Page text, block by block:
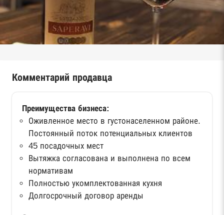
Комментарий продавца
Преимущества бизнеса:
Оживленное место в густонаселенном районе.
Постоянный поток потенциальных клиентов
45 посадочных мест
Вытяжка согласована и выполнена по всем
нормативам
Полностью укомплектованная кухня
Долгосрочный договор аренды